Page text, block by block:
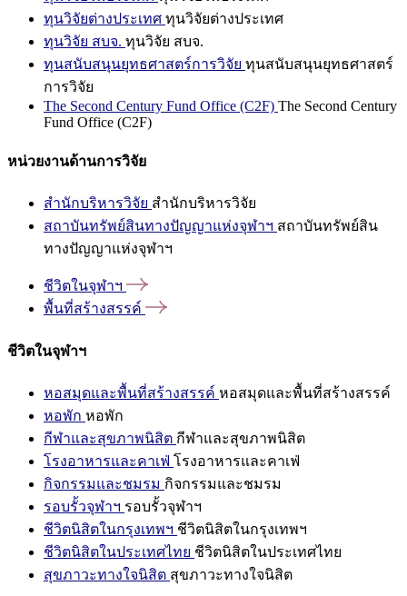
ทุนวิจัยต่างประเทศ ทุนวิจัยต่างประเทศ
ทุนวิจัย สบจ. ทุนวิจัย สบจ.
ทุนสนับสนุนยุทธศาสตร์การวิจัย ทุนสนับสนุนยุทธศาสตร์
การวิจัย
The Second Century Fund Office (C2F) The Second Century
Fund Office (C2F)
หน่วยงานด้านการวิจัย
สำนักบริหารวิจัย สำนักบริหารวิจัย
สถาบันทรัพย์สินทางปัญญาแห่งจุฬาฯ สถาบันทรัพย์สิน
ทางปัญญาแห่งจุฬาฯ
ชีวิตในจุฬาฯ
พื้นที่สร้างสรรค์
ชีวิตในจุฬาฯ
หอสมุดและพื้นที่สร้างสรรค์ หอสมุดและพื้นที่สร้างสรรค์
หอพัก หอพัก
กีฬาและสุขภาพนิสิต กีฬาและสุขภาพนิสิต
โรงอาหารและคาเฟ่ โรงอาหารและคาเฟ่
กิจกรรมและชมรม กิจกรรมและชมรม
รอบรั้วจุฬาฯ รอบรั้วจุฬาฯ
ชีวิตนิสิตในกรุงเทพฯ ชีวิตนิสิตในกรุงเทพฯ
ชีวิตนิสิตในประเทศไทย ชีวิตนิสิตในประเทศไทย
สุขภาวะทางใจนิสิต สุขภาวะทางใจนิสิต